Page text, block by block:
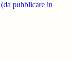
pubblicare in